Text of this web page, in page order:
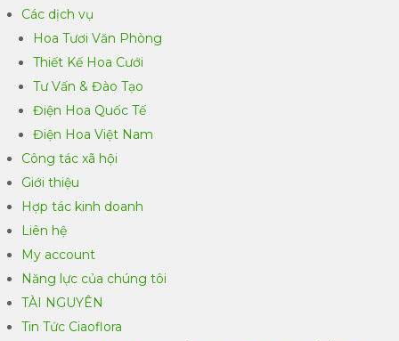
Các dịch vụ
Hoa Tươi Văn Phòng
Thiết Kế Hoa Cưới
Tư Vấn & Đào Tạo
Điện Hoa Quốc Tế
Điện Hoa Việt Nam
Công tác xã hội
Giới thiệu
Hợp tác kinh doanh
Liên hệ
My account
Năng lực của chúng tôi
TÀI NGUYÊN
Tin Tức Ciaoflora